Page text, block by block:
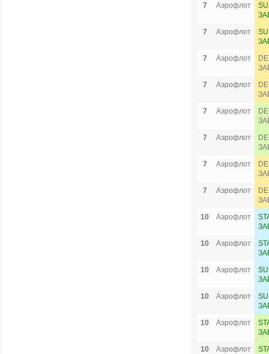
7
Аэрофлот
7
Аэрофлот
7
Аэрофлот
7
Аэрофлот
7
Аэрофлот
7
Аэрофлот
7
Аэрофлот
7
Аэрофлот
10
Аэрофлот
10
Аэрофлот
10
Аэрофлот
10
Аэрофлот
10
Аэрофлот
10
Аэрофлот